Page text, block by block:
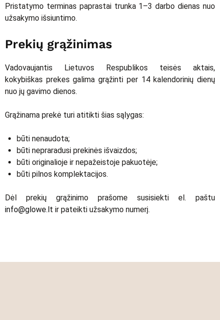
Pristatymo terminas paprastai trunka 1–3 darbo dienas nuo
užsakymo išsiuntimo.
Prekių grąžinimas
Vadovaujantis Lietuvos Respublikos teisės aktais,
kokybiškas prekes galima grąžinti per 14 kalendorinių dienų
nuo jų gavimo dienos.
Grąžinama prekė turi atitikti šias sąlygas:
būti nenaudota;
būti nepraradusi prekinės išvaizdos;
būti originalioje ir nepažeistoje pakuotėje;
būti pilnos komplektacijos.
Dėl prekių grąžinimo prašome susisiekti el. paštu
info@glowe.lt ir pateikti užsakymo numerį.